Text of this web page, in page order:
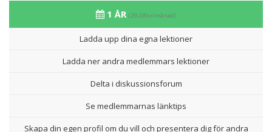
1 ÅR (29,08kr/månad)
Ladda upp dina egna lektioner
Ladda ner andra medlemmars lektioner
Delta i diskussionsforum
Se medlemmarnas länktips
Skapa din egen profil om du vill och presentera dig för andra